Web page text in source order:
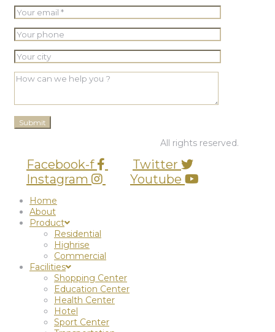
All rights reserved.
Facebook-f
Twitter
Instagram
Youtube
Home
About
Product
Residential
Highrise
Commercial
Facilities
Shopping Center
Education Center
Health Center
Hotel
Sport Center